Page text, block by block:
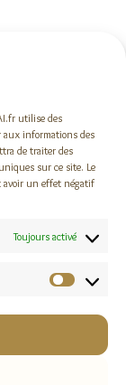
utilise des
aux informations des
de traiter des
sur ce site. Le
avoir un effet négatif
Toujours activé